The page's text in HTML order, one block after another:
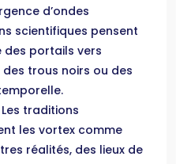
d’ondes
scientifiques pensent
des portails vers
des trous noirs ou des
Les traditions
les vortex comme
réalités, des lieux de